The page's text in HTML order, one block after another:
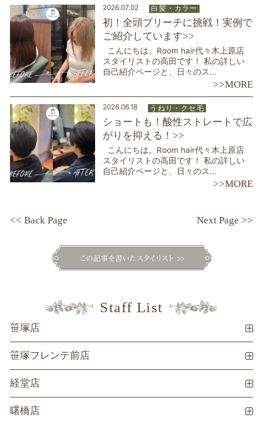
2026.07.02 白髪・カラー
初！全頭ブリーチに挑戦！実例で
ご紹介しています>>
こんにちは。Room hair代々木上原店
スタイリストの高田です！ 私の詳しい
自己紹介ページと、日々のス...
>>MORE
2026.06.18 うねり・ クセ毛
ショートも！酸性ストレートで広
がりを抑える！>>
こんにちは。Room hair代々木上原店
スタイリストの高田です！ 私の詳しい
自己紹介ページと、日々のス...
>>MORE
<< Back Page Next Page >>
Staff List
笹塚店
笹塚フレンテ前店
経堂店
曙橋店